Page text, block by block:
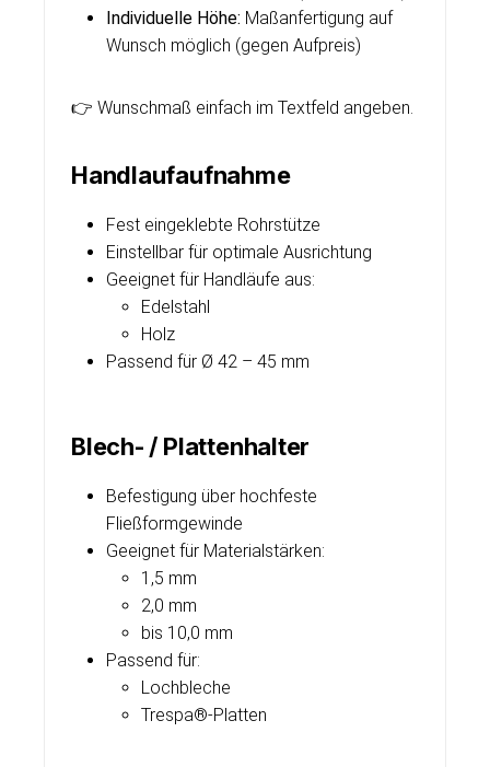
Individuelle Höhe: Maßanfertigung auf
Wunsch möglich (gegen Aufpreis)
👉 Wunschmaß einfach im Textfeld angeben.
Handlaufaufnahme
Fest eingeklebte Rohrstütze
Einstellbar für optimale Ausrichtung
Geeignet für Handläufe aus:
Edelstahl
Holz
Passend für Ø 42 – 45 mm
Blech- / Plattenhalter
Befestigung über hochfeste
Fließformgewinde
Geeignet für Materialstärken:
1,5 mm
2,0 mm
bis 10,0 mm
Passend für:
Lochbleche
Trespa®-Platten